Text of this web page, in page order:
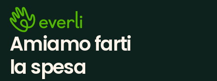
Amiamo farti
la spesa